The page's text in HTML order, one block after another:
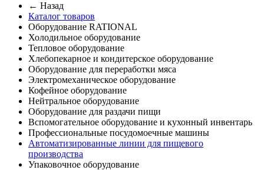
← Назад
Каталог товаров
Оборудование RATIONAL
Холодильное оборудование
Тепловое оборудование
Хлебопекарное и кондитерское оборудование
Оборудование для переработки мяса
Электромеханическое оборудование
Кофейное оборудование
Нейтральное оборудование
Оборудование для раздачи пищи
Вспомогательное оборудование и кухонный инвентарь
Профессиональные посудомоечные машины
Автоматизированные линии для пищевого
производства
Упаковочное оборудование